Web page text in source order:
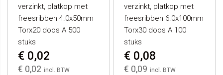
verzinkt, platkop met
freesribben 4.0x50mm
Torx20 doos A 500
stuks
€ 0,02
€ 0,02
verzinkt, platkop met
freesribben 6.0x100mm
Torx30 doos A 100
stuks
€ 0,09
€ 0,08